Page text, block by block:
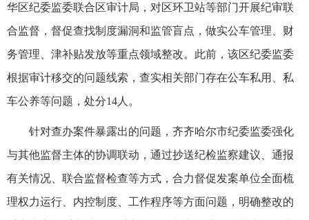
华区纪委监委联合区审计局，对区环卫站等部门开展纪审联
合监督，督促查找制度漏洞和监管盲点，做实公车管理、财
务管理、津补贴发放等重点领域整改。此前，该区纪委监委
根据审计移交的问题线索，查实相关部门存在公车私用、私
车公养等问题，处分14人。
针对查办案件暴露出的问题，齐齐哈尔市纪委监委强化
与其他监督主体的协调联动，通过抄送纪检监察建议、通报
有关情况、联合监督检查等方式，合力督促发案单位全面梳
理权力运行、内控制度、工作程序等方面问题，明确整改的